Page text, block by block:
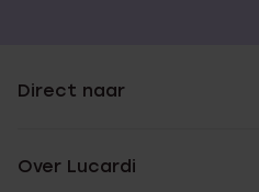
Direct naar
Over Lucardi